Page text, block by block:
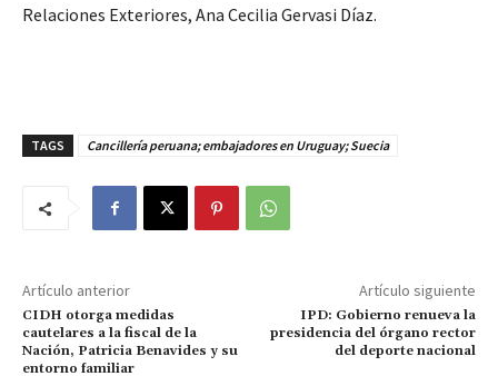
Relaciones Exteriores, Ana Cecilia Gervasi Díaz.
TAGS Cancillería peruana; embajadores en Uruguay; Suecia
Artículo anterior
CIDH otorga medidas
cautelares a la fiscal de la
Nación, Patricia Benavides y su
entorno familiar
Artículo siguiente
IPD: Gobierno renueva la
presidencia del órgano rector
del deporte nacional